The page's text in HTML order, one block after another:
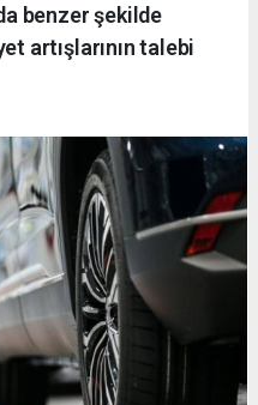
benzer şekilde
artışlarının talebi